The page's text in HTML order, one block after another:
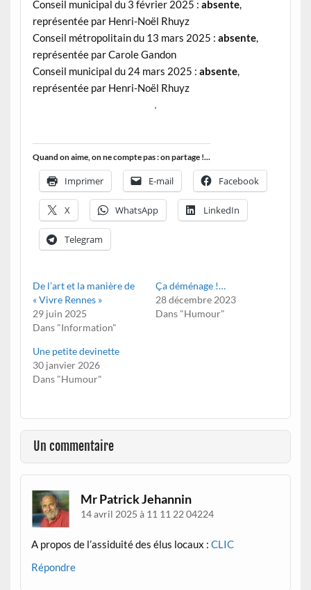
Conseil municipal du 3 février 2025 : absente,
représentée par Henri-Noël Rhuyz
Conseil métropolitain du 13 mars 2025 : absente,
représentée par Carole Gandon
Conseil municipal du 24 mars 2025 : absente,
représentée par Henri-Noël Rhuyz
Quand on aime, on ne compte pas : on partage !...
Imprimer E-mail Facebook
X WhatsApp LinkedIn
Telegram
De l’art et la manière de
« Vivre Rennes »
29 juin 2025
Dans "Information"
Ça déménage !…
28 décembre 2023
Dans "Humour"
Une petite devinette
30 janvier 2026
Dans "Humour"
Un commentaire
Mr Patrick Jehannin
14 avril 2025 à 11 11 22 04224
A propos de l’assiduité des élus locaux :CLIC
Répondre